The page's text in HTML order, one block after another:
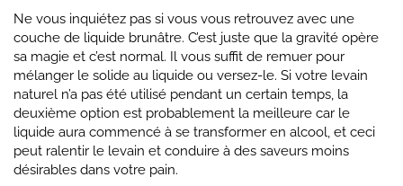
Ne vous inquiétez pas si vous vous retrouvez avec une
couche de liquide brunâtre. C’est juste que la gravité opère
sa magie et c’est normal. Il vous suffit de remuer pour
mélanger le solide au liquide ou versez-le. Si votre levain
naturel n’a pas été utilisé pendant un certain temps, la
deuxième option est probablement la meilleure car le
liquide aura commencé à se transformer en alcool, et ceci
peut ralentir le levain et conduire à des saveurs moins
désirables dans votre pain.